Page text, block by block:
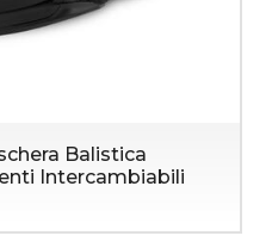
Balistica
Intercambiabili